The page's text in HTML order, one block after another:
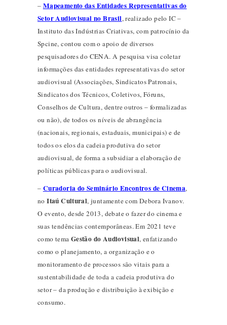
– Mapeamento das Entidades Representativas do
Setor Audiovisual no Brasil, realizado pelo IC –
Instituto das Indústrias Criativas, com patrocínio da
Spcine, contou com o apoio de diversos
pesquisadores do CENA. A pesquisa visa coletar
informações das entidades representativas do setor
audiovisual (Associações, Sindicatos Patronais,
Sindicatos dos Técnicos, Coletivos, Fóruns,
Conselhos de Cultura, dentre outros – formalizadas
ou não), de todos os níveis de abrangência
(nacionais, regionais, estaduais, municipais) e de
todos os elos da cadeia produtiva do setor
audiovisual, de forma a subsidiar a elaboração de
políticas públicas para o audiovisual.
– Curadoria do Seminário Encontros de Cinema,
noItaú Cultural, juntamente com Debora Ivanov.
O evento, desde 2013, debate o fazer do cinema e
suas tendências contemporâneas. Em 2021 teve
como tema Gestão do Audiovisual, enfatizando
como o planejamento, a organização e o
monitoramento de processos são vitais para a
sustentabilidade de toda a cadeia produtiva do
setor – da produção e distribuição à exibição e
consumo.